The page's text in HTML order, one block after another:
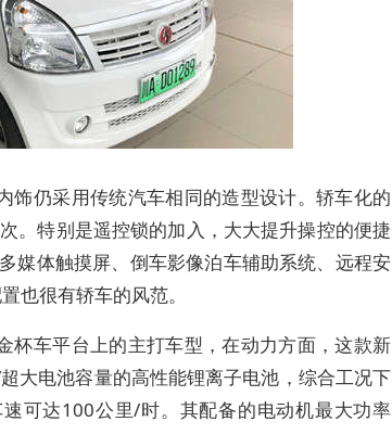
饰仍采用传统汽车相同的造型设计。轿车化的
。特别是遥控锁的加入，大大提升操控的便捷
媒体触摸屏、倒车影像泊车辅助系统、远程安
也很有轿车的风范。
杯车平台上的主打车型，在动力方面，这款新
大电池容量的高性能锂离子电池，综合工况下
可达100公里/时。其配备的电动机最大功率